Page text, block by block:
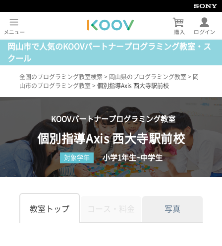
岡山市で人気のKOOVパートナープログラミング教室・ス
クール
全国のプログラミング教室検索 > 岡山県のプログラミング教室 > 岡
山市のプログラミング教室 > 個別指導Axis 西大寺駅前校
KOOVパートナープログラミング教室
個別指導Axis 西大寺駅前校
対象学年 小学1年生~中学生
教室トップ コース・料金 写真